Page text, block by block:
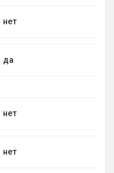
нет
да
нет
нет